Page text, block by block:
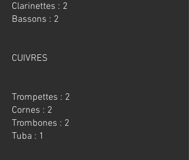
Clarinettes : 2
Bassons : 2​
CUIVRES
Trompettes : 2
Cornes : 2
Trombones : 2
Tuba : 1​